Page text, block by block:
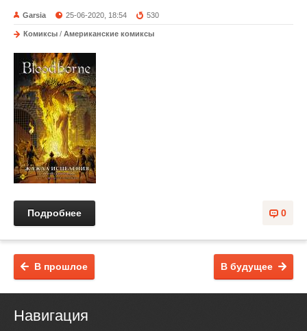
Garsia 25-06-2020, 18:54 530
Комиксы / Американские комиксы
0
Подробнее
В будущее
В прошлое
Навигация